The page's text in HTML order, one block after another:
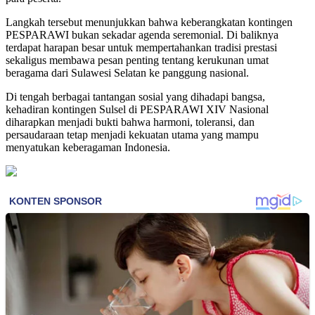
Langkah tersebut menunjukkan bahwa keberangkatan kontingen
PESPARAWI bukan sekadar agenda seremonial. Di baliknya
terdapat harapan besar untuk mempertahankan tradisi prestasi
sekaligus membawa pesan penting tentang kerukunan umat
beragama dari Sulawesi Selatan ke panggung nasional.
Di tengah berbagai tantangan sosial yang dihadapi bangsa,
kehadiran kontingen Sulsel di PESPARAWI XIV Nasional
diharapkan menjadi bukti bahwa harmoni, toleransi, dan
persaudaraan tetap menjadi kekuatan utama yang mampu
menyatukan keberagaman Indonesia.